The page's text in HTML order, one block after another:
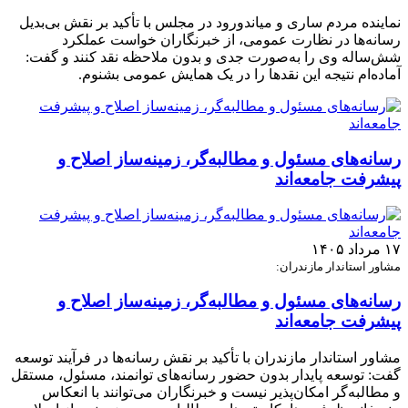
نماینده مردم ساری و میاندورود در مجلس با تأکید بر نقش بی‌بدیل
رسانه‌ها در نظارت عمومی، از خبرنگاران خواست عملکرد
شش‌ساله وی را به‌صورت جدی و بدون ملاحظه نقد کنند و گفت:
آماده‌ام نتیجه این نقدها را در یک همایش عمومی بشنوم.
رسانه‌های مسئول و مطالبه‌گر، زمینه‌ساز اصلاح و
پیشرفت جامعه‌اند
۱۷ مرداد ۱۴۰۵
مشاور استاندار مازندران:
رسانه‌های مسئول و مطالبه‌گر، زمینه‌ساز اصلاح و
پیشرفت جامعه‌اند
مشاور استاندار مازندران با تأکید بر نقش رسانه‌ها در فرآیند توسعه
گفت: توسعه پایدار بدون حضور رسانه‌های توانمند، مسئول، مستقل
و مطالبه‌گر امکان‌پذیر نیست و خبرنگاران می‌توانند با انعکاس